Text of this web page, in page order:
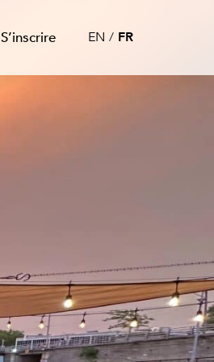
S’inscrire EN FR